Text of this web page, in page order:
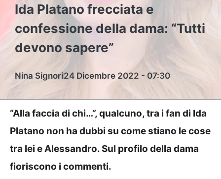
Ida Platano frecciata e
confessione della dama: “Tutti
devono sapere”
Nina Signori24 Dicembre 2022 - 07:30
“Alla faccia di chi…”, qualcuno, tra i fan di Ida
Platano non ha dubbi su come stiano le cose
tra lei e Alessandro. Sul profilo della dama
fioriscono i commenti.